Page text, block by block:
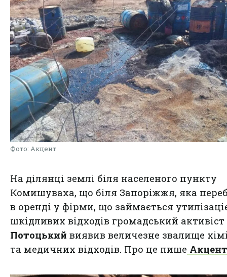
Фото: Акцент
На ділянці землі біля населеного пункту
Комишуваха, що біля Запоріжжя, яка
в оренді у фірми, що займається
шкідливих відходів громадський активіст
Потоцький виявив величезне звалище
та медичних відходів. Про це пише